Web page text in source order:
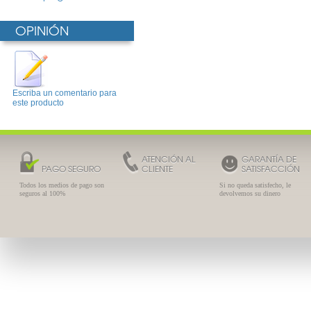
OPINIÓN
Escriba un comentario para
este producto
PAGO SEGURO
Todos los medios de pago son
seguros al 100%
ATENCIÓN AL
CLIENTE
GARANTÍA DE
SATISFACCIÓN
Si no queda satisfecho, le
devolvemos su dinero